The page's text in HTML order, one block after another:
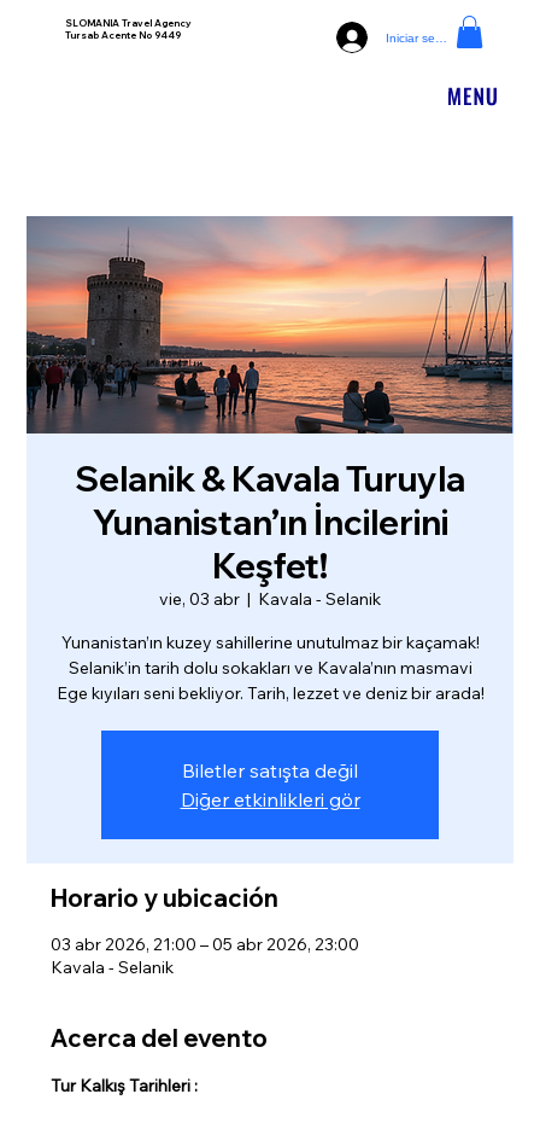
SLOMANIA Travel Agency
Tursab Acente No 9449
Iniciar sesión
Selanik & Kavala Turuyla
Yunanistan’ın İncilerini
Keşfet!
vie, 03 abr
  |
Kavala - Selanik
Yunanistan’ın kuzey sahillerine unutulmaz bir kaçamak!
Selanik’in tarih dolu sokakları ve Kavala’nın masmavi
Ege kıyıları seni bekliyor. Tarih, lezzet ve deniz bir arada!
Biletler satışta değil
Diğer etkinlikleri gör
Horario y ubicación
03 abr 2026, 21:00 – 05 abr 2026, 23:00
Kavala - Selanik
Acerca del evento
Tur Kalkış Tarihleri :